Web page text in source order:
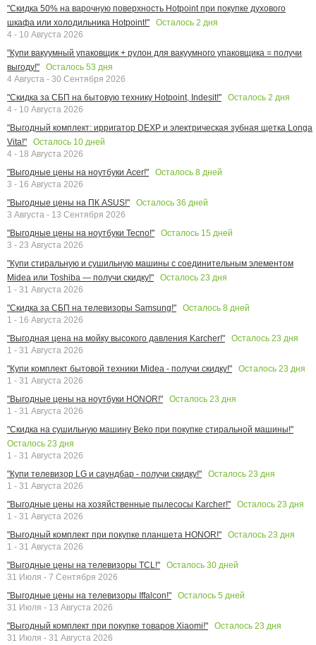
"Скидка 50% на варочную поверхность Hotpoint при покупке духового
шкафа или холодильника Hotpoint!"
Осталось 2 дня
4 - 10 Августа 2026
"Купи вакуумный упаковщик + рулон для вакуумного упаковщика = получи
выгоду!"
Осталось 53 дня
4 Августа - 30 Сентября 2026
"Скидка за СБП на бытовую технику Hotpoint, Indesit!"
Осталось 2 дня
4 - 10 Августа 2026
"Выгодный комплект: ирригатор DEXP и электрическая зубная щетка Longa
Vita!"
Осталось 10 дней
4 - 18 Августа 2026
"Выгодные цены на ноутбуки Acer!"
Осталось 8 дней
3 - 16 Августа 2026
"Выгодные цены на ПК ASUS!"
Осталось 36 дней
3 Августа - 13 Сентября 2026
"Выгодные цены на ноутбуки Tecno!"
Осталось 15 дней
3 - 23 Августа 2026
"Купи стиральную и сушильную машины с соединительным элементом
Midea или Toshiba — получи скидку!"
Осталось 23 дня
1 - 31 Августа 2026
"Скидка за СБП на телевизоры Samsung!"
Осталось 8 дней
1 - 16 Августа 2026
"Выгодная цена на мойку высокого давления Karcher!"
Осталось 23 дня
1 - 31 Августа 2026
"Купи комплект бытовой техники Midea - получи скидку!"
Осталось 23 дня
1 - 31 Августа 2026
"Выгодные цены на ноутбуки HONOR!"
Осталось 23 дня
1 - 31 Августа 2026
"Скидка на сушильную машину Beko при покупке стиральной машины!"
Осталось 23 дня
1 - 31 Августа 2026
"Купи телевизор LG и саундбар - получи скидку!"
Осталось 23 дня
1 - 31 Августа 2026
"Выгодные цены на хозяйственные пылесосы Karcher!"
Осталось 23 дня
1 - 31 Августа 2026
"Выгодный комплект при покупке планшета HONOR!"
Осталось 23 дня
1 - 31 Августа 2026
"Выгодные цены на телевизоры TCL!"
Осталось 30 дней
31 Июля - 7 Сентября 2026
"Выгодные цены на телевизоры Iffalcon!"
Осталось 5 дней
31 Июля - 13 Августа 2026
"Выгодный комплект при покупке товаров Xiaomi!"
Осталось 23 дня
31 Июля - 31 Августа 2026